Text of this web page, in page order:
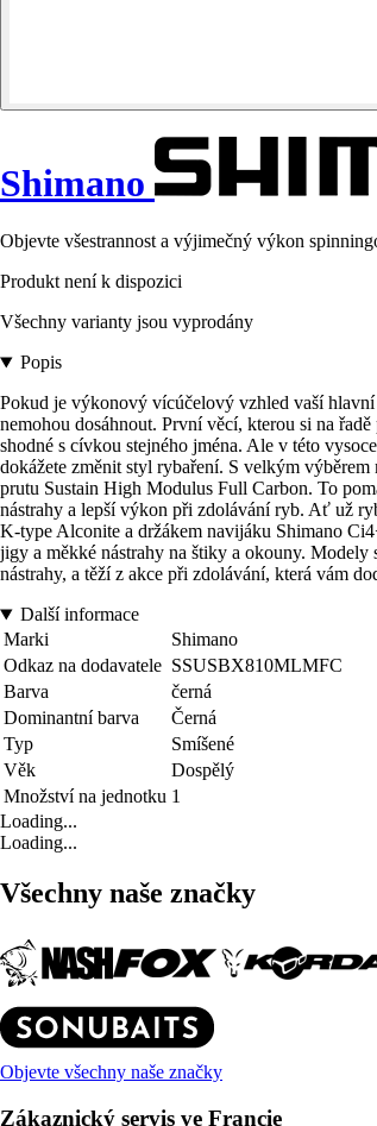
Shimano
Objevte všestrannost a výjimečný výkon
Produkt není k dispozici
Všechny varianty jsou vyprodány
Popis
Pokud je výkonový vícúčelový vzhled vaší hlavní
nemohou dosáhnout. První věcí, kterou si na
shodné s cívkou stejného jména. Ale v této
dokážete změnit styl rybaření. S velkým
prutu Sustain High Modulus Full Carbon. To
nástrahy a lepší výkon při zdolávání ryb. Ať už
K-type Alconite a držákem navijáku Shimano
jigy a měkké nástrahy na štiky a okouny. Modely
nástrahy, a těží z akce při zdolávání, která vám
Další informace
Marki
Shimano
Odkaz na dodavatele SSUSBX810MLMFC
Barva
černá
Dominantní barva
Černá
Typ
Smíšené
Věk
Dospělý
Množství na jednotku 1
Loading...
Loading...
Všechny naše značky
Objevte všechny naše značky
Zákaznický servis ve Francie